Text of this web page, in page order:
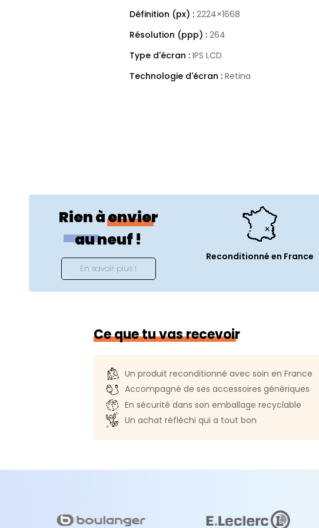
Définition (px) : 2224×1668
Résolution (ppp) : 264
Type d'écran : IPS LCD
Technologie d'écran : Retina
Usages :
Créativité et Productivité
Couleur :
Année de lancement :
2017
Référence constructeur :
Système d'exploitation : iPadOS
Compatibilité Apple Pencil :
Caméras
Caméra frontale : 7 Mpx
Nombres de caméras arrières :
Informations générales
Rien à envier
au neuf !
En savoir plus !
Reconditionné en France
Ce que tu vas recevoir
Un produit reconditionné avec soin en France
Accompagné de ses accessoires génériques
En sécurité dans son emballage recyclable
Un achat réfléchi qui a tout bon